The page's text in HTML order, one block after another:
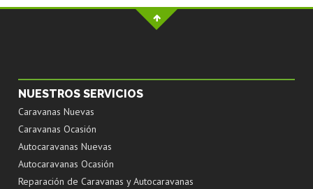
NUESTROS SERVICIOS
Caravanas Nuevas
Caravanas Ocasión
Autocaravanas Nuevas
Autocaravanas Ocasión
Reparación de Caravanas y Autocaravanas